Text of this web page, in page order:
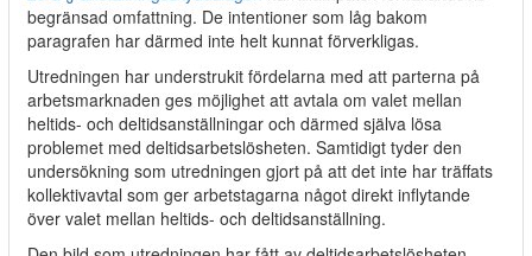
begränsad omfattning. De intentioner som låg bakom
paragrafen har därmed inte helt kunnat förverkligas.
Utredningen har understrukit fördelarna med att parterna på
arbetsmarknaden ges möjlighet att avtala om valet mellan
heltids- och deltidsanställningar och därmed själva lösa
problemet med deltidsarbetslösheten. Samtidigt tyder den
undersökning som utredningen gjort på att det inte har träffats
kollektivavtal som ger arbetstagarna något direkt inflytande
över valet mellan heltids- och deltidsanställning.